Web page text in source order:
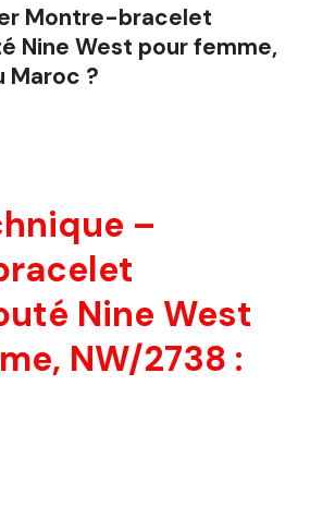
Montre-bracelet
Nine West pour femme,
Maroc ?
–
Nine West
NW/2738 :